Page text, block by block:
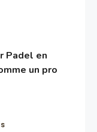
Padel en
un pro